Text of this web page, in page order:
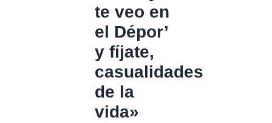
te veo en
el Dépor’
y fíjate,
casualidades
de la
vida»